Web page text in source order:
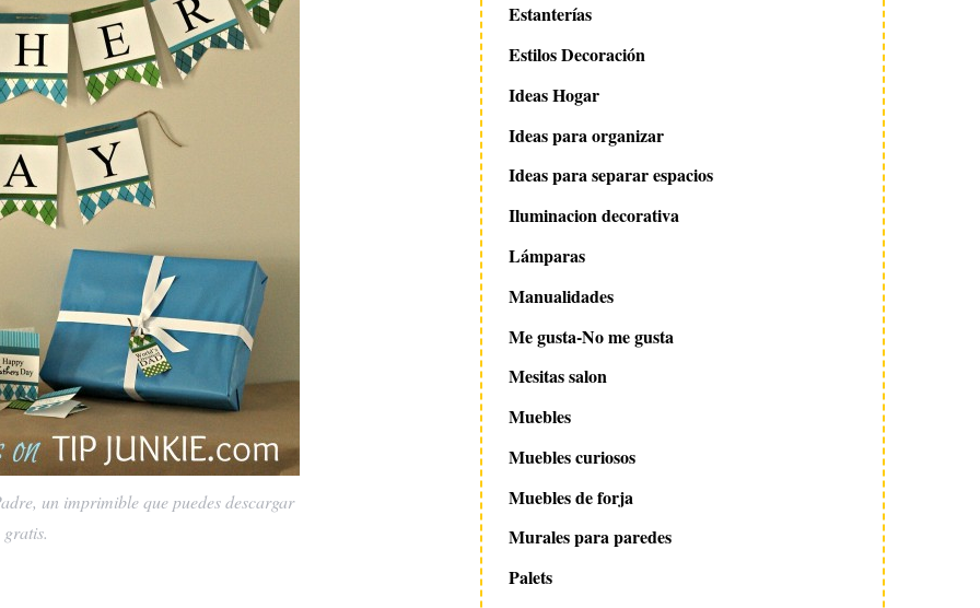
un imprimible que puedes descargar
gratis.
Estanterías
Estilos Decoración
Ideas Hogar
Ideas para organizar
Ideas para separar espacios
Iluminacion decorativa
Lámparas
Manualidades
Me gusta-No me gusta
Mesitas salon
Muebles
Muebles curiosos
Muebles de forja
Murales para paredes
Palets